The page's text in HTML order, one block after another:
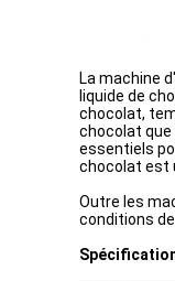
La machine
liquide de
chocolat,
chocolat
essentiels
chocolat est
Outre les
conditions